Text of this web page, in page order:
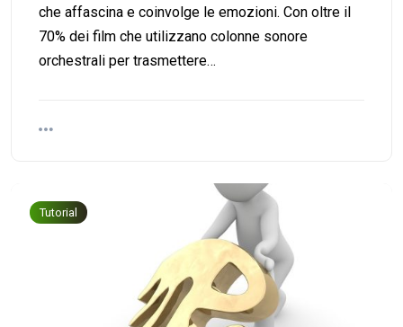
che affascina e coinvolge le emozioni. Con oltre il
70% dei film che utilizzano colonne sonore
orchestrali per trasmettere…
Tutorial